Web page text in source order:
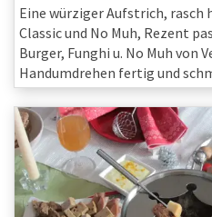
Eine würziger Aufstrich, rasch
Classic und No Muh, Rezent
Burger, Funghi u. No Muh von
Handumdrehen fertig und